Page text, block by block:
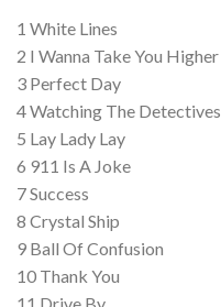
1 White Lines
2 I Wanna Take You Higher
3 Perfect Day
4 Watching The Detectives
5 Lay Lady Lay
6 911 Is A Joke
7 Success
8 Crystal Ship
9 Ball Of Confusion
10 Thank You